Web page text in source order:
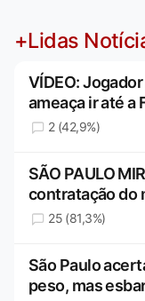
+Lidas
VÍDEO:
ameaça ir até a
2 (42,9%)
SÃO PAULO
contratação do
25 (81,3%)
São Paulo
peso, mas